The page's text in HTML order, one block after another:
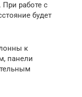
При работе с
будет
к
панели